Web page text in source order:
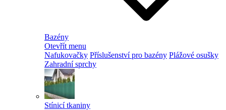
Bazény
Otevřít menu
Nafukovačky Příslušenství pro bazény Plážové osušky
Zahradní sprchy
Stínicí tkaniny